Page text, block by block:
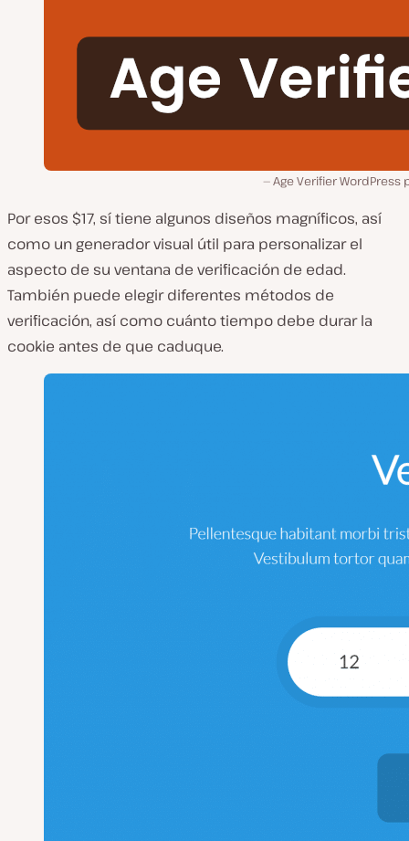
Age Verifier WordPress
Por esos $17, sí tiene algunos diseños magníficos, así
como un generador visual útil para personalizar el
aspecto de su ventana de verificación de edad.
También puede elegir diferentes métodos de
verificación, así como cuánto tiempo debe durar la
cookie antes de que caduque.